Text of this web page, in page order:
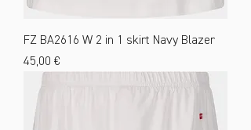
FZ BA2616 W 2 in 1 skirt Navy Blazer
Preis
45,00 €